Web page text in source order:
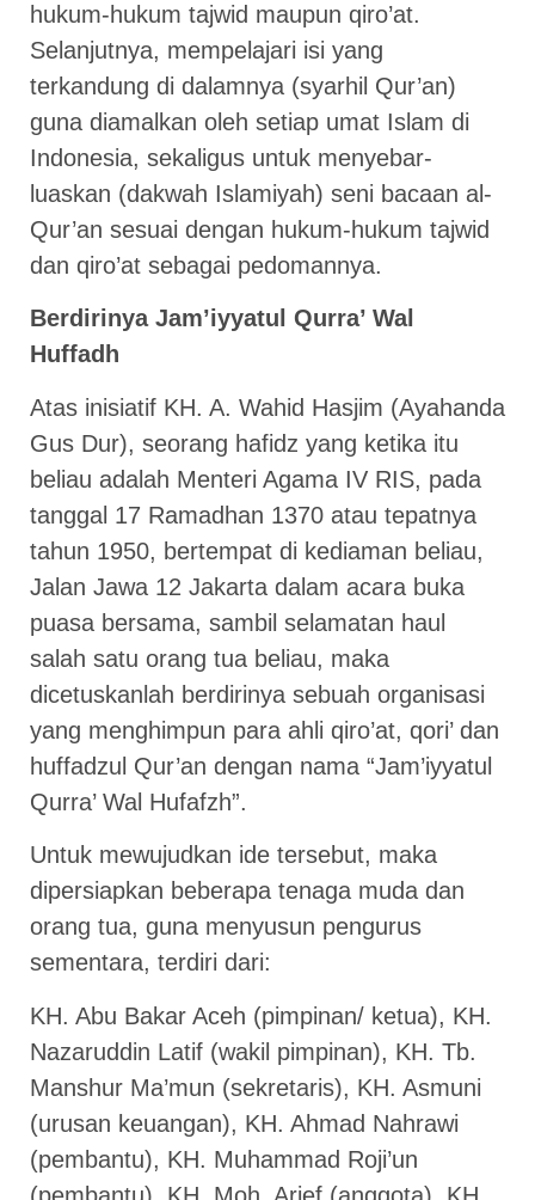
hukum-hukum tajwid maupun qiro’at.
Selanjutnya, mempelajari isi yang
terkandung di dalamnya (syarhil Qur’an)
guna diamalkan oleh setiap umat Islam di
Indonesia, sekaligus untuk menyebar-
luaskan (dakwah Islamiyah) seni bacaan al-
Qur’an sesuai dengan hukum-hukum tajwid
dan qiro’at sebagai pedomannya.
Berdirinya Jam’iyyatul Qurra’ Wal
Huffadh
Atas inisiatif KH. A. Wahid Hasjim (Ayahanda
Gus Dur), seorang hafidz yang ketika itu
beliau adalah Menteri Agama IV RIS, pada
tanggal 17 Ramadhan 1370 atau tepatnya
tahun 1950, bertempat di kediaman beliau,
Jalan Jawa 12 Jakarta dalam acara buka
puasa bersama, sambil selamatan haul
salah satu orang tua beliau, maka
dicetuskanlah berdirinya sebuah organisasi
yang menghimpun para ahli qiro’at, qori’ dan
huffadzul Qur’an dengan nama “Jam’iyyatul
Qurra’ Wal Hufafzh”.
Untuk mewujudkan ide tersebut, maka
dipersiapkan beberapa tenaga muda dan
orang tua, guna menyusun pengurus
sementara, terdiri dari:
KH. Abu Bakar Aceh (pimpinan/ ketua), KH.
Nazaruddin Latif (wakil pimpinan), KH. Tb.
Manshur Ma’mun (sekretaris), KH. Asmuni
(urusan keuangan), KH. Ahmad Nahrawi
(pembantu), KH. Muhammad Roji’un